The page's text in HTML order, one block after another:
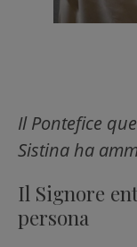
Il Pontefice
Sistina ha
Il Signore
persona